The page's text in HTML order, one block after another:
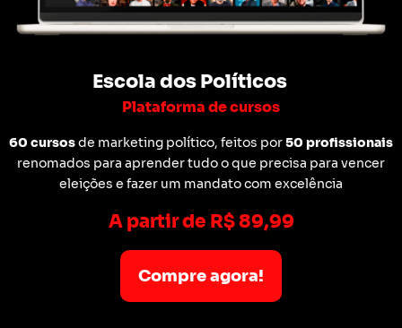
Escola dos Políticos
Plataforma de cursos
60 cursosde marketing político, feitos por50 profissionais
renomados para aprender tudo o que precisa para vencer
eleições e fazer um mandato com excelência
A partir de R$ 89,99
Compre agora!